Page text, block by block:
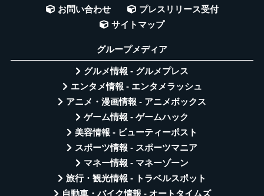
お問い合わせ
プレスリリース受付
サイトマップ
グループメディア
グルメ情報 - グルメプレス
エンタメ情報 - エンタメラッシュ
アニメ・漫画情報 - アニメボックス
ゲーム情報 - ゲームハック
美容情報 - ビューティーポスト
スポーツ情報 - スポーツマニア
マネー情報 - マネーゾーン
旅行・観光情報 - トラベルスポット
自動車・バイク情報 - オートタイムズ